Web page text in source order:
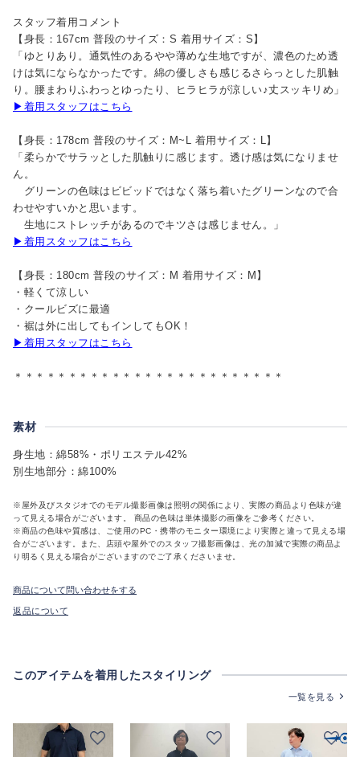
スタッフ着用コメント
【身長：167cm 普段のサイズ：S 着用サイズ：S】
「ゆとりあり。通気性のあるやや薄めな生地ですが、濃色のため透
けは気にならなかったです。綿の優しさも感じるさらっとした肌触
り。腰まわりふわっとゆったり、ヒラヒラが涼しい♪丈スッキリめ」
▶着用スタッフはこちら
【身長：178cm 普段のサイズ：M~L 着用サイズ：L】
「柔らかでサラッとした肌触りに感じます。透け感は気になりませ
ん。
グリーンの色味はビビッドではなく落ち着いたグリーンなので合
わせやすいかと思います。
生地にストレッチがあるのでキツさは感じません。」
▶着用スタッフはこちら
【身長：180cm 普段のサイズ：M 着用サイズ：M】
・軽くて涼しい
・クールビズに最適
・裾は外に出してもインしてもOK！
▶着用スタッフはこちら
＊＊＊＊＊＊＊＊＊＊＊＊＊＊＊＊＊＊＊＊＊＊＊＊＊
素材
身生地：綿58%・ポリエステル42%
別生地部分：綿100%
※屋外及びスタジオでのモデル撮影画像は照明の関係により、実際の商品より色味が違
って見える場合がございます。 商品の色味は単体撮影の画像をご参考ください。
※商品の色味や質感は、ご使用のPC・携帯のモニター環境により実際と違って見える場
合がございます。また、店頭や屋外でのスタッフ撮影画像は、光の加減で実際の商品よ
り明るく見える場合がございますのでご了承くださいませ。
商品について問い合わせをする
返品について
このアイテムを着用したスタイリング
一覧を見る